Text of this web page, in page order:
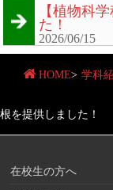
【植物科
た！
2026/06/15
HOME> 学科
根を提供しました！
在校生の方へ